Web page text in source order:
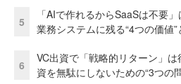
5
「AIで作れるからSaaSは不要
業務システムに残る“4つの価値”
6
VC出資で「戦略的リターン」
資を無駄にしないための“3つの